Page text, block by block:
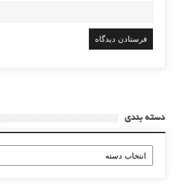
دسته بندی
دسته
بندی